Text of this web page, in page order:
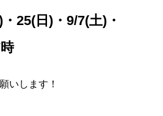
25(日)・9/7(土)・
いします！